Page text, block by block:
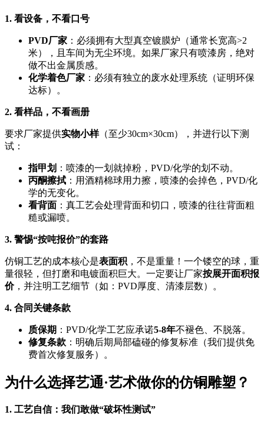
1. 看设备，不看口号
PVD厂家 ：必须拥有大型真空镀膜炉（通常长宽高>2
米），且车间为无尘环境。如果厂家只有喷漆房，绝对
做不出金属质感。
化学着色厂家 ：必须有独立的废水处理系统（证明环保
达标）。
2. 看样品，不看画册
要求厂家提供实物小样（至少30cm×30cm），并进行以下测
试：
指甲划 ：喷漆的一划就掉粉，PVD/化学的划不动。
丙酮擦拭：用酒精棉球用力擦，喷漆的会掉色，PVD/化
学的无变化。
看背面 ：真工艺会处理背面和切口，喷漆的往往背面粗
糙或漏喷。
3. 警惕“按吨报价”的套路
仿铜工艺的成本核心是表面积 ，不是重量！一个镂空的球，重
量很轻，但打磨和电镀面积巨大。一定要让厂家按展开面积报
价，并注明工艺细节（如：PVD厚度、清漆层数）。
4. 合同关键条款
质保期 ：PVD/化学工艺应承诺5-8年不褪色、不脱落。
修复条款 ：明确后期局部磕碰的修复标准（我们提供免
费首次修复服务）。
为什么选择艺通·艺术做你的仿铜雕塑？
1. 工艺自信：我们敢做“破坏性测试”